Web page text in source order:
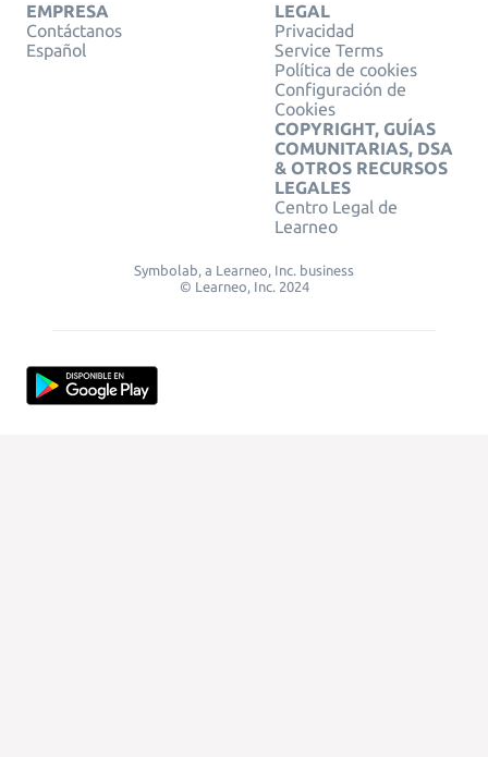
EMPRESA
Contáctanos
Español
LEGAL
Privacidad
Service Terms
Política de cookies
Configuración de
Cookies
COPYRIGHT, GUÍAS
COMUNITARIAS, DSA
& OTROS RECURSOS
LEGALES
Centro Legal de
Learneo
Symbolab, a Learneo, Inc. business
© Learneo, Inc. 2024